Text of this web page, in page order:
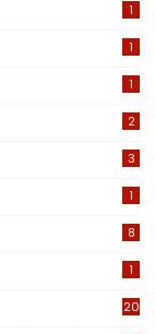
1
1
1
2
3
1
8
1
20